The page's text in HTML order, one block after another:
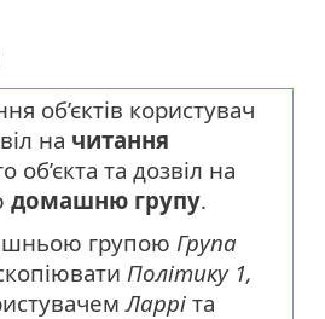
об’єктів користувач
на читання
об’єкта та дозвіл на
домашню групу.
групою Група
Політику 1,
Ларрі та